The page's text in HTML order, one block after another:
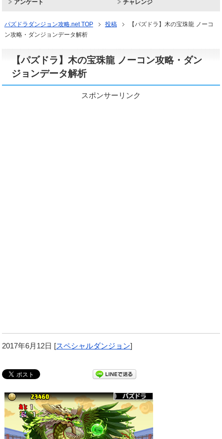
アンケート チャレンジ
パズドラダンジョン攻略.net TOP 投稿
【パズドラ】木の宝珠龍 ノーコ
ン攻略・ダンジョンデータ解析
【パズドラ】木の宝珠龍 ノーコン攻略・ダン
ジョンデータ解析
スポンサーリンク
2017年6月12日 [スペシャルダンジョン]